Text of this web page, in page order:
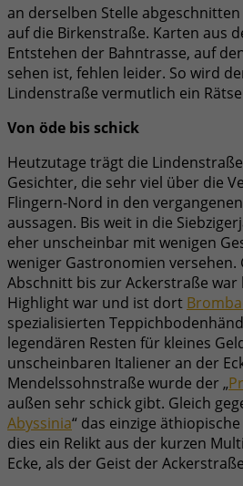
an derselben Stelle
auf die Birkenstraße. Karten aus
Entstehen der Bahntrasse, auf
sehen ist, fehlen leider. So wird
Lindenstraße vermutlich ein
Von öde bis schick
Heutzutage trägt die
Gesichter, die sehr viel über die
Flingern-Nord in den
aussagen. Bis weit in die
eher unscheinbar mit wenigen
weniger Gastronomien versehen.
Abschnitt bis zur Ackerstraße war
Highlight war und ist dort
spezialisierten
legendären Resten für kleines
unscheinbaren Italiener an der
Mendelssohnstraße wurde der „
außen sehr schick gibt. Gleich
Abyssinia“ das einzige
dies ein Relikt aus der kurzen
Ecke, als der Geist der